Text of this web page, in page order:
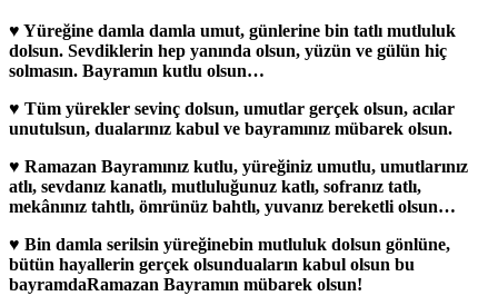
♥ Yüreğine damla damla umut, günlerine bin tatlı mutluluk
dolsun. Sevdiklerin hep yanında olsun, yüzün ve gülün hiç
solmasın. Bayramın kutlu olsun…
♥ Tüm yürekler sevinç dolsun, umutlar gerçek olsun, acılar
unutulsun, dualarınız kabul ve bayramınız mübarek olsun.
♥ Ramazan Bayramınız kutlu, yüreğiniz umutlu, umutlarınız
atlı, sevdanız kanatlı, mutluluğunuz katlı, sofranız tatlı,
mekânınız tahtlı, ömrünüz bahtlı, yuvanız bereketli olsun…
♥ Bin damla serilsin yüreğinebin mutluluk dolsun gönlüne,
bütün hayallerin gerçek olsunduaların kabul olsun bu
bayramdaRamazan Bayramın mübarek olsun!